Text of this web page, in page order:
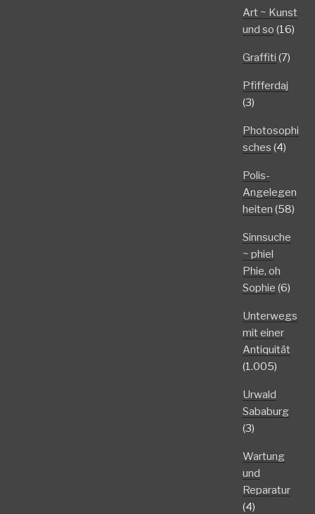
Art ~ Kunst
und so (16)
Graffiti (7)
Pfifferdaj
(3)
Photosophi
sches (4)
Polis-
Angelegen
heiten (58)
Sinnsuche
~ phiel
Phie, oh
Sophie (6)
Unterwegs
mit einer
Antiquität
(1.005)
Urwald
Sababurg
(3)
Wartung
und
Reparatur
(4)